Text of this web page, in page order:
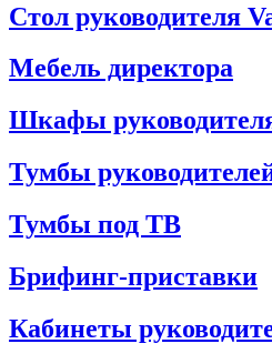
Стол руководителя
Мебель директора
Шкафы
Тумбы
Тумбы под ТВ
Брифинг-приставки
Кабинеты